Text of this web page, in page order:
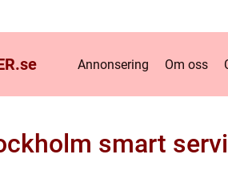
se Annonsering Om oss
smart